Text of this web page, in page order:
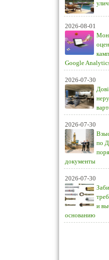
2026-08-01
Google
2026-07-30
2026-07-30
по
документы
2026-07-30
и
основанию